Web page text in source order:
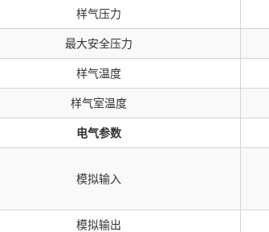
样气压力
最大安全压力
样气温度
样气室温度
电气参数
模拟输入
模拟输出